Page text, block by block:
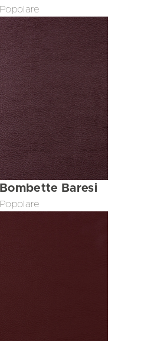
Popolare
Bombette Baresi
Popolare